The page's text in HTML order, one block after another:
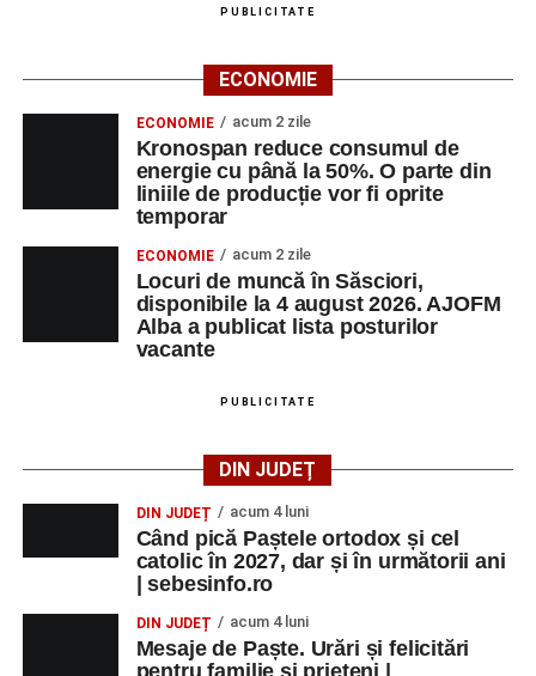
Urmărește-ne pe Google News
Ultimele știri din Sebeș
Primăria Sebeș a decis să reducă intensitatea
iluminatului public pe timpul nopții, în contextul
apelului la economii al Guvernului Bolojan
Duminică, 23 august 2026, Râpa Roșie găzduiește
cea de-a III-a ediție a concursului „CicloAventurier
Primul concert din cadrul String Symphonic Camp
PUBLICITATE
ECONOMIE
ECONOMIE acum 2 zile
Kronospan reduce consumul de
energie cu până la 50%. O parte din
liniile de producție vor fi oprite
temporar
ECONOMIE acum 2 zile
Locuri de muncă în Săsciori,
disponibile la 4 august 2026. AJOFM
Alba a publicat lista posturilor
vacante
PUBLICITATE
DIN JUDEȚ
DIN JUDEȚ acum 4 luni
Când pică Paștele ortodox și cel
catolic în 2027, dar și în următorii ani
| sebesinfo.ro
DIN JUDEȚ acum 4 luni
Mesaje de Paște. Urări și felicitări
pentru familie și prieteni |